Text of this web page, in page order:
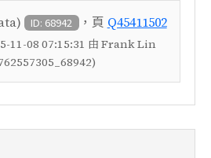
ID: 68942 ，頁 Q45411502
11-08 07:15:31 由 Frank Lin